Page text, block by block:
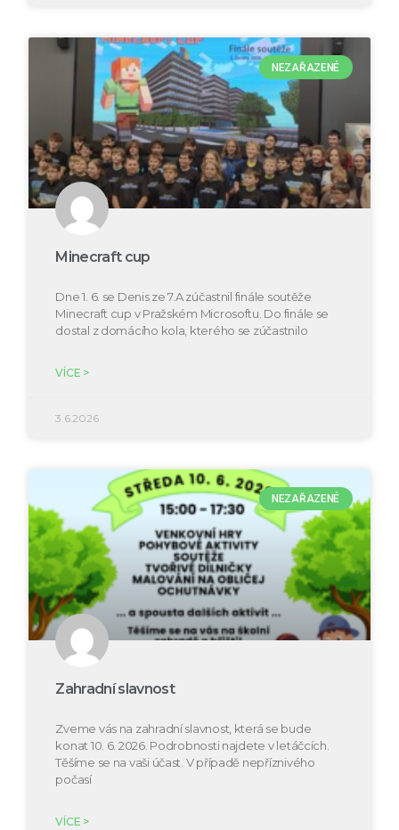
NEZAŘAZENÉ
Minecraft cup
Dne 1. 6. se Denis ze 7.A zúčastnil finále soutěže
Minecraft cup v Pražském Microsoftu. Do finále se
dostal z domácího kola, kterého se zúčastnilo
VÍCE >
3.6.2026
NEZAŘAZENÉ
Zahradní slavnost
Zveme vás na zahradní slavnost, která se bude
konat 10. 6. 2026. Podrobnosti najdete v letáčcích.
Těšíme se na vaši účast. V případě nepříznivého
počasí
VÍCE >